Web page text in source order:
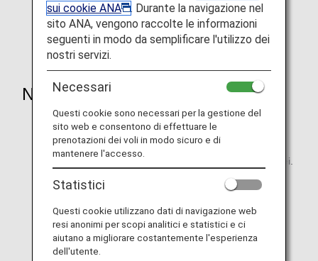
Negozi/prodotti idonei
Gli ANA Digital Coupon possono essere utilizzati nei
negozi ANA FESTA in Giappone.
Alcuni acquisti di prodotti potrebbero non essere idonei.
Fai riferimento al
per i
I coupon non possono essere utilizzati nei negozi ANA
FESTA GO, che utilizzano un sistema di pagamento
automatico.
sui cookie ANA
. Durante la navigazione nel
sito ANA, vengono raccolte le informazioni
seguenti in modo da semplificare l'utilizzo dei
nostri servizi.
Necessari
Questi cookie sono necessari per la gestione del
sito web e consentono di effettuare le
prenotazioni dei voli in modo sicuro e di
mantenere l'accesso.
Statistici
Questi cookie utilizzano dati di navigazione web
resi anonimi per scopi analitici e statistici e ci
aiutano a migliorare costantemente l'esperienza
dell'utente.